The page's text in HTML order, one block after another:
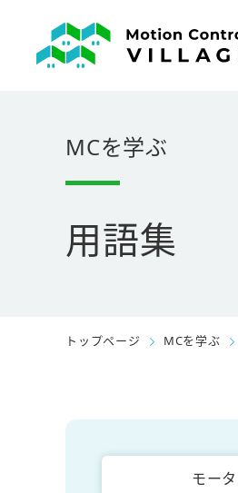
MCを学ぶ
用語集
トップページ MCを学ぶ
モー